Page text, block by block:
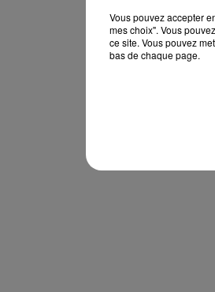
Vous pouvez accepter
mes choix". Vous
ce site. Vous pouvez
bas de chaque page.